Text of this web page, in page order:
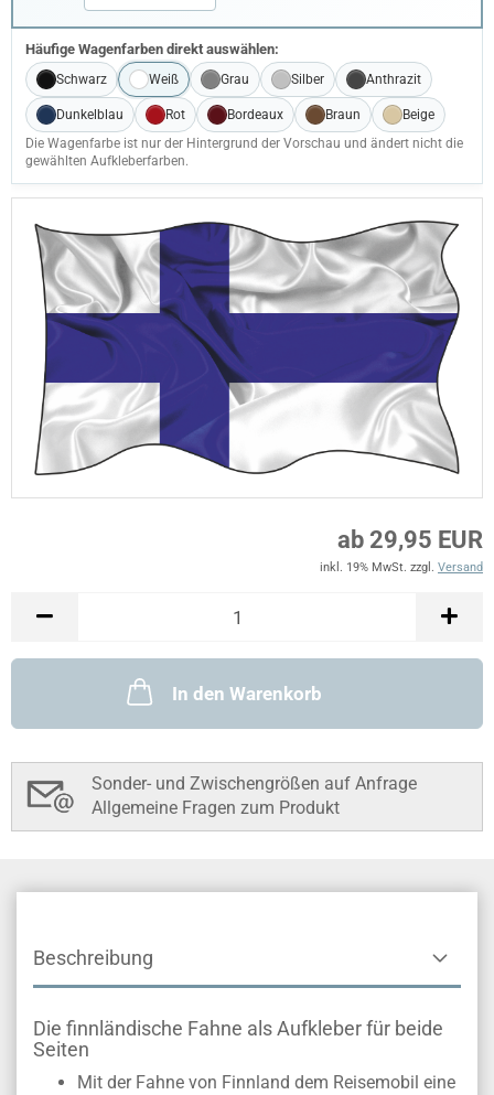
Häufige Wagenfarben direkt auswählen:
Schwarz Weiß Grau Silber Anthrazit
Dunkelblau Rot Bordeaux Braun
Beige
Die Wagenfarbe ist nur der Hintergrund der Vorschau und ändert nicht die
gewählten Aufkleberfarben.
ab 29,95 EUR
inkl. 19% MwSt. zzgl. Versand
In den Warenkorb
Sonder- und Zwischengrößen auf Anfrage
Allgemeine Fragen zum Produkt
Beschreibung
Die finnländische Fahne als Aufkleber für beide
Seiten
Mit der Fahne von Finnland dem Reisemobil eine